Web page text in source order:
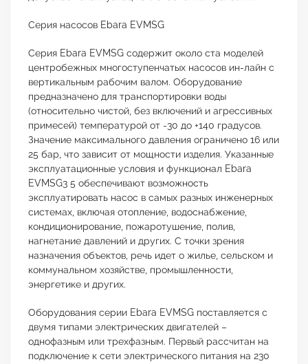
Серия насосов Ebara EVMSG
Серия Ebara EVMSG содержит около ста моделей
центробежных многоступенчатых насосов ин-лайн с
вертикальным рабочим валом. Оборудование
предназначено для транспортировки воды
(относительно чистой, без включений и агрессивных
примесей) температурой от -30 до +140 градусов.
Значение максимального давления ограничено 16 или
25 бар, что зависит от мощности изделия. Указанные
эксплуатационные условия и функционал Ebara
EVMSG3 5 обеспечивают возможность
эксплуатировать насос в самых разных инженерных
системах, включая отопление, водоснабжение,
кондиционирование, пожаротушение, полив,
нагнетание давлений и других. С точки зрения
назначения объектов, речь идет о жилье, сельском и
коммунальном хозяйстве, промышленности,
энергетике и других.
Оборудования серии Ebara EVMSG поставляется с
двумя типами электрических двигателей –
однофазным или трехфазным. Первый рассчитан на
подключение к сети электрического питания на 230